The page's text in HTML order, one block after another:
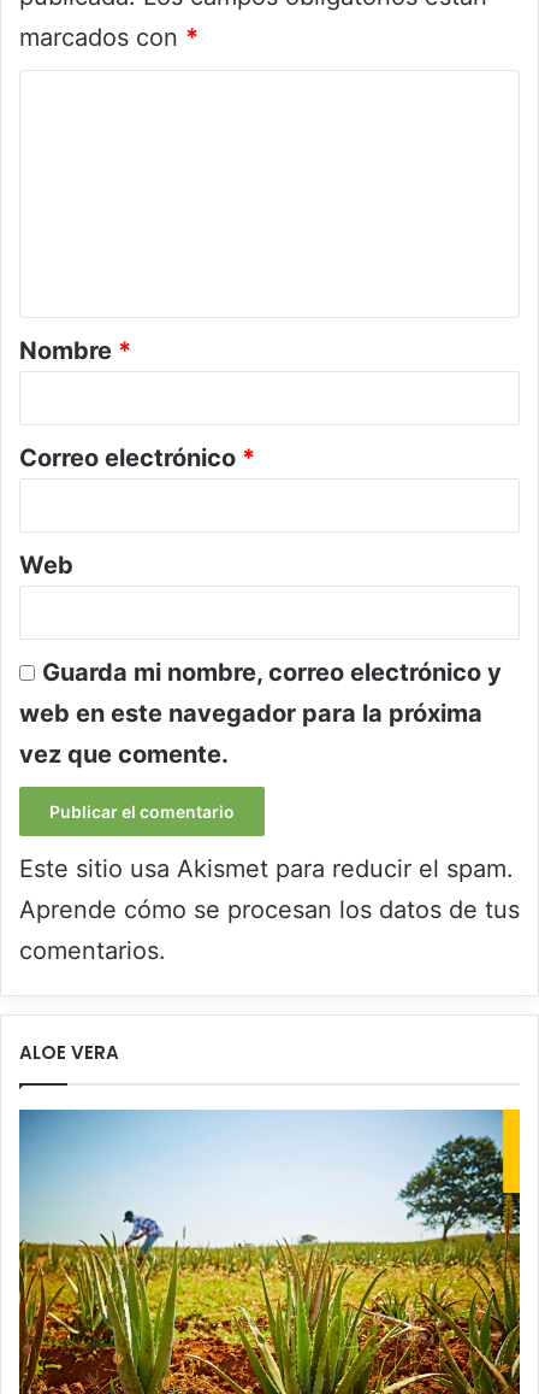
marcados con *
r
i
*
Nombre *
Correo electrónico *
Web
Guarda mi nombre, correo electrónico y
web en este navegador para la próxima
vez que comente.
Este sitio usa Akismet para reducir el spam.
Aprende cómo se procesan los datos de tus
comentarios.
ALOE VERA